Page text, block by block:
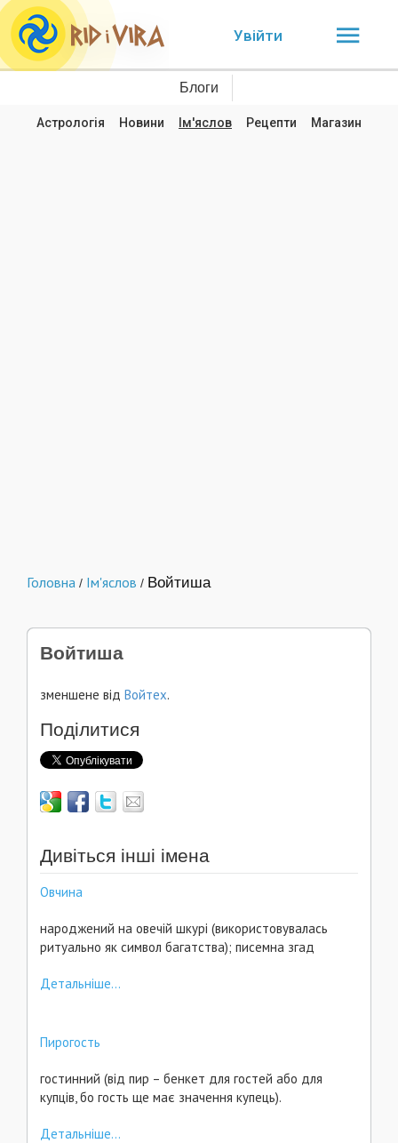
Увійти
Блоги
Астрологія Новини Ім'яслов Рецепти Магазин
Головна / Ім'яслов / Войтиша
Войтиша
зменшене від Войтех.
Поділитися
Дивіться інші імена
Овчина
народжений на овечій шкурі (використовувалась
ритуально як символ багатства); писемна згад
Детальніше...
Пирогость
гостинний (від пир – бенкет для гостей або для
купців, бо гость ще має значення купець).
Детальніше...